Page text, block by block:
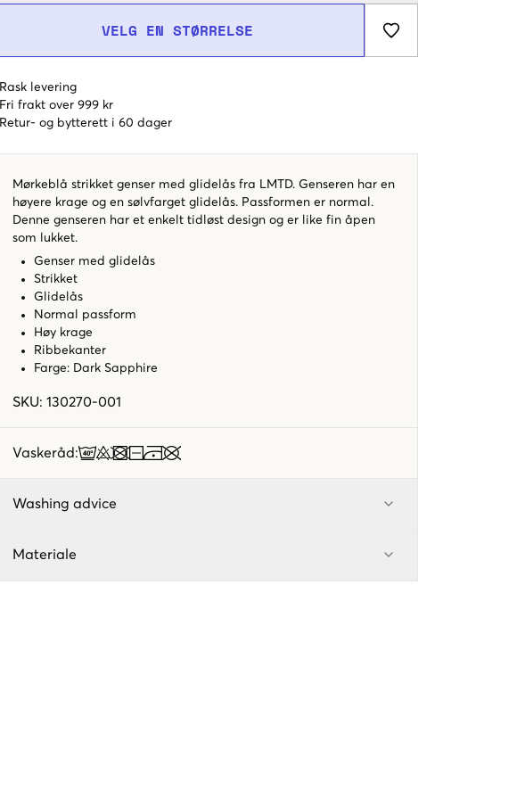
VELG EN STØRRELSE
Rask levering
Fri frakt over 999 kr
Retur- og bytterett i 60 dager
Mørkeblå strikket genser med glidelås fra LMTD. Genseren har en
høyere krage og en sølvfarget glidelås. Passformen er normal.
Denne genseren har et enkelt tidløst design og er like fin åpen
som lukket.
Genser med glidelås
Strikket
Glidelås
Normal passform
Høy krage
Ribbekanter
Farge: Dark Sapphire
SKU: 130270-001
Vaskeråd:
Washing advice
Materiale